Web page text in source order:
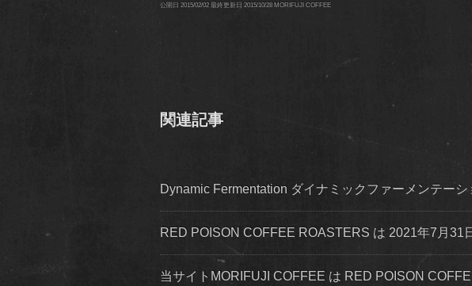
公開日 2015/02/02 最終更新日 2015/10/28 MORIFUJI COFFEE
関連記事
Dynamic Fermentation ダイナミックファーメンテーシ
RED POISON COFFEE ROASTERS は 2021年7月31
当サイトMORIFUJI COFFEE は RED POISON